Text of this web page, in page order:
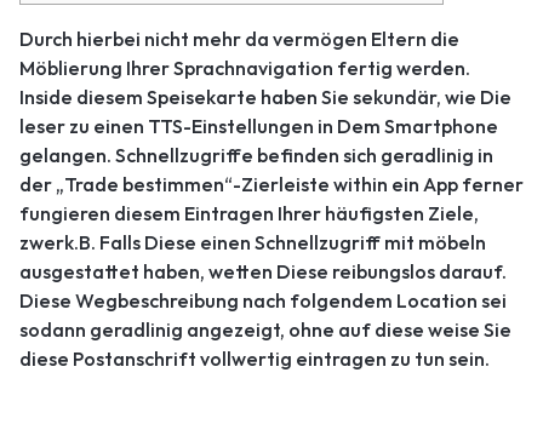
Durch hierbei nicht mehr da vermögen Eltern die
Möblierung Ihrer Sprachnavigation fertig werden.
Inside diesem Speisekarte haben Sie sekundär, wie Die
leser zu einen TTS-Einstellungen in Dem Smartphone
gelangen. Schnellzugriffe befinden sich geradlinig in
der „Trade bestimmen“-Zierleiste within ein App ferner
fungieren diesem Eintragen Ihrer häufigsten Ziele,
zwerk.B. Falls Diese einen Schnellzugriff mit möbeln
ausgestattet haben, wetten Diese reibungslos darauf.
Diese Wegbeschreibung nach folgendem Location sei
sodann geradlinig angezeigt, ohne auf diese weise Sie
diese Postanschrift vollwertig eintragen zu tun sein.